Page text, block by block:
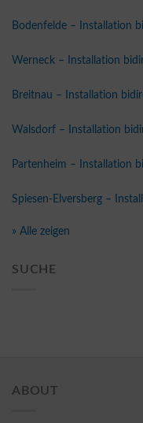
Bodenfelde – Installation
Werneck – Installation
Breitnau – Installation
Walsdorf – Installation
Partenheim – Installation
Spiesen-Elversberg –
» Alle zeigen
SUCHE
ABOUT